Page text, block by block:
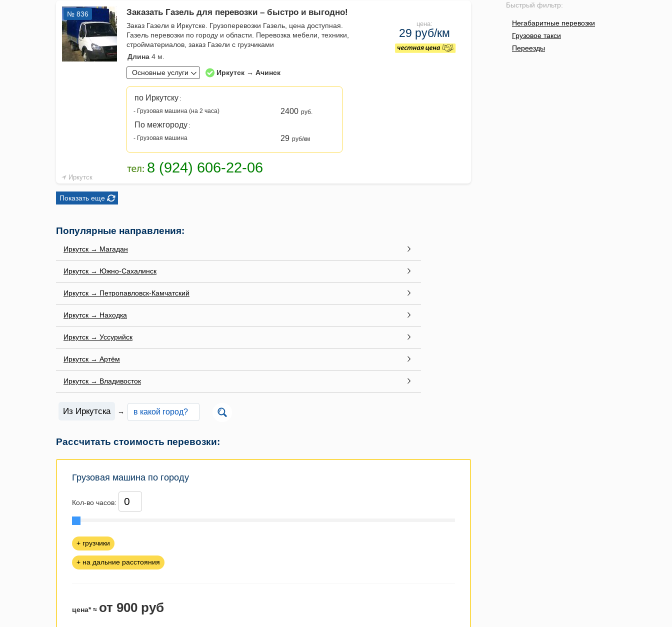
Быстрый фильтр:
Негабаритные перевозки
Грузовое такси
Переезды
Иркутск
№ 836 Заказать Газель для перевозки – быстро и выгодно!
Заказ Газели в Иркутске. Грузоперевозки Газель, цена доступная.
Газель перевозки по городу и области. Перевозка мебели, техники,
стройматериалов, заказ Газели с грузчиками
Длина 4 м.
Основные услуги
Иркутск → Ачинск
по Иркутску :
- Грузовая машина (на 2 часа)
2400 руб.
По межгороду :
- Грузовая машина
29 руб/км
цена:
29 руб/км
Показать еще
Популярные направления:
Иркутск → Магадан
Иркутск → Южно-Сахалинск
Иркутск → Петропавловск-Камчатский
Иркутск → Находка
Иркутск → Уссурийск
Иркутск → Артём
Иркутск → Владивосток
Из Иркутска →
Рассчитать стоимость перевозки:
Грузовая машина по городу
Кол-во часов:
+ грузчики
+ на дальние расстояния
цена* ≈ от 900 руб